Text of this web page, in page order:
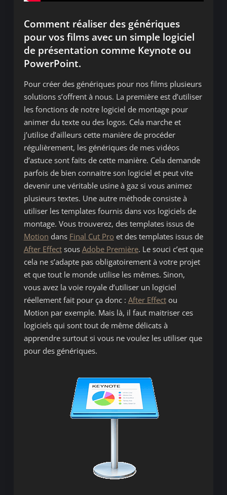
Comment réaliser des génériques
pour vos films avec un simple logiciel
de présentation comme Keynote ou
PowerPoint.
Pour créer des génériques pour nos films plusieurs
solutions s’offrent à nous. La première est d’utiliser
les fonctions de notre logiciel de montage pour
animer du texte ou des logos. Cela marche et
j’utilise d’ailleurs cette manière de procéder
régulièrement, les génériques de mes vidéos
d’astuce sont faits de cette manière. Cela demande
parfois de bien connaitre son logiciel et peut vite
devenir une véritable usine à gaz si vous animez
plusieurs textes. Une autre méthode consiste à
utiliser les templates fournis dans vos logiciels de
montage. Vous trouverez, des templates issus de
Motion dans Final Cut Pro et des templates issus de
After Effectsous Adobe Première. Le souci c’est que
cela ne s’adapte pas obligatoirement à votre projet
et que tout le monde utilise les mêmes. Sinon,
vous avez la voie royale d’utiliser un logiciel
réellement fait pour ça donc : After Effectou
Motion par exemple. Mais là, il faut maitriser ces
logiciels qui sont tout de même délicats à
apprendre surtout si vous ne voulez les utiliser que
pour des génériques.